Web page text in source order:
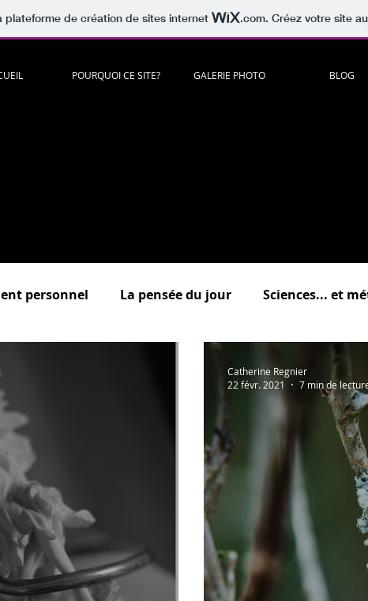
plateforme de création de sites internet .com. Créez votre site
POURQUOI CE SITE? GALERIE PHOTO BLOG
personnel La pensée du jour Sciences... et
Présentation des
Catherine Regnier
22 févr. 2021
7 min de